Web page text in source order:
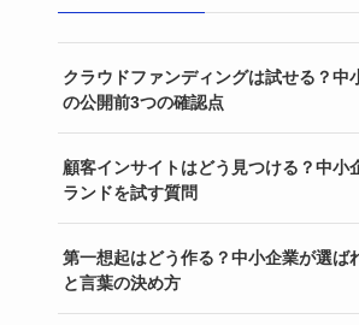
クラウドファンディングは試せる？中
の公開前3つの確認点
顧客インサイトはどう見つける？中小
ランドを試す質問
第一想起はどう作る？中小企業が選ば
と言葉の決め方